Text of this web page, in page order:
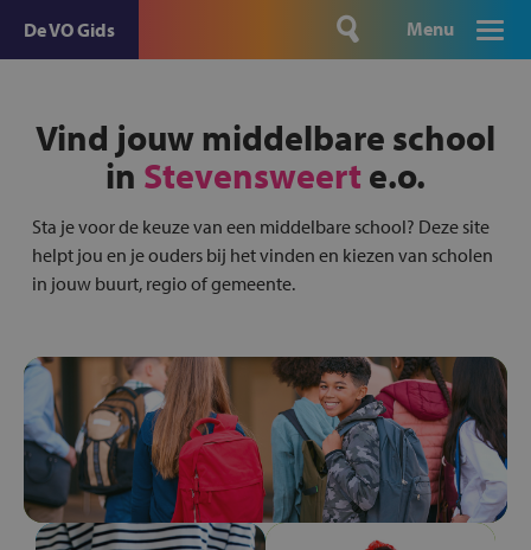
De VO Gids Menu
Vind jouw middelbare school
in Stevensweert e.o.
Sta je voor de keuze van een middelbare school? Deze site
helpt jou en je ouders bij het vinden en kiezen van scholen
in jouw buurt, regio of gemeente.